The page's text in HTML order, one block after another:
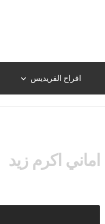
العين
–
عَ
الفريديسافراح الفريديس
اماني اكرم زيد